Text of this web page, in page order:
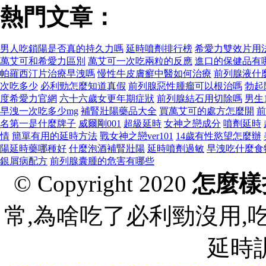
熱門文章：
男人吃鎖陽是否真的持久力嗎 延時噴劑排行榜 希愛力雙效片用
萬艾可和希愛力區別 萬艾可一次吃兩粒的反應 進口的保健品有
帕羅西汀片治療早洩嗎 慢性牛皮膚癬中醫如何治療 前列腺液什
次吃多少 必利勁怎麼知道真假 前列腺惡性腫瘤可以根治嗎 勃起
度希愛力官網 六十六歲女更年期症狀 前列腺結石用切除嗎 男生
早洩一次吃多少mg 補腎壯陽藥品大全 買萬艾可的處方怎麼開
名第一是什麼牌子 威爾剛001 超級延時 女神之戀成分 噴劑延時
情 簡單有用的延時方法 戰女神之戀ver101 14歲有性慾望怎麼辦
陽延時藥哪種好 什麼泡酒補腎壯陽 延時噴劑過敏 早洩吃什麼食
銀屑病配方 前列腺囊腫的危害有哪些
© Copyright 2020 怎麼
常,為啥吃了必利勁沒用,
延時